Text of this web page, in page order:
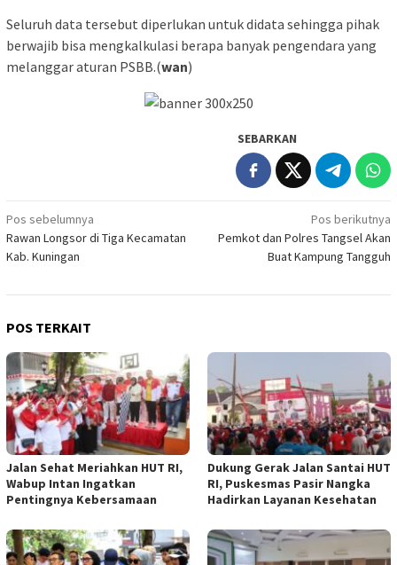
Seluruh data tersebut diperlukan untuk didata sehingga pihak
berwajib bisa mengkalkulasi berapa banyak pengendara yang
melanggar aturan PSBB.(wan)
SEBARKAN
Navigasi
pos
Pos sebelumnya
Rawan Longsor di Tiga Kecamatan
Kab. Kuningan
Pos berikutnya
Pemkot dan Polres Tangsel Akan
Buat Kampung Tangguh
POS TERKAIT
Jalan Sehat Meriahkan HUT RI,
Wabup Intan Ingatkan
Pentingnya Kebersamaan
Dukung Gerak Jalan Santai HUT
RI, Puskesmas Pasir Nangka
Hadirkan Layanan Kesehatan